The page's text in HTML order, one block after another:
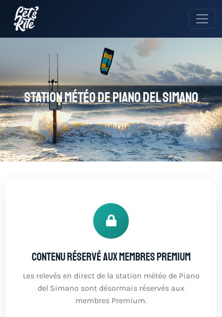
Station météo de Piano del Simano
Contenu réservé aux membres Premium
Les relevés en direct de la station météo de Piano
del Simano sont désormais réservés aux
membres Premium.